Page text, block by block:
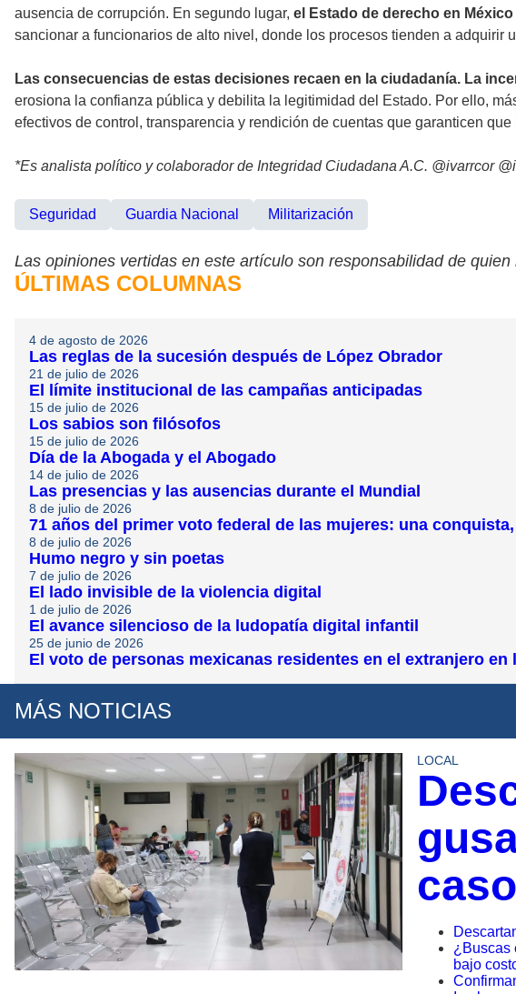
ausencia de corrupción. En segundo lugar, el Estado de derecho en
sancionar a funcionarios de alto nivel, donde los procesos tienden a adquirir
Las consecuencias de estas decisiones recaen en la ciudadanía. La
erosiona la confianza pública y debilita la legitimidad del Estado. Por ello,
efectivos de control, transparencia y rendición de cuentas que garanticen
*Es analista político y colaborador de Integridad Ciudadana A.C. @ivarrcor
Seguridad Guardia Nacional Militarización
Las opiniones vertidas en este artículo son responsabilidad de
ÚLTIMAS COLUMNAS
4 de agosto de 2026
Las reglas de la sucesión después de López Obrador
21 de julio de 2026
El límite institucional de las campañas anticipadas
15 de julio de 2026
Los sabios son filósofos
15 de julio de 2026
Día de la Abogada y el Abogado
14 de julio de 2026
Las presencias y las ausencias durante el Mundial
8 de julio de 2026
71 años del primer voto federal de las mujeres: una
8 de julio de 2026
Humo negro y sin poetas
7 de julio de 2026
El lado invisible de la violencia digital
1 de julio de 2026
El avance silencioso de la ludopatía digital infantil
25 de junio de 2026
El voto de personas mexicanas residentes en el extranjero en
MÁS NOTICIAS
LOCAL
¿Buscas
bajo